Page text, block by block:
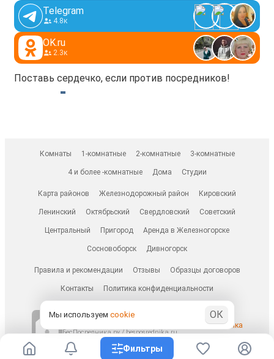
Telegram
4.8к
OK.ru
2.3к
Поставь сердечко, если против посредников!
Комнаты 1-комнатные 2-комнатные 3-комнатные
4 и более -комнатные Дома Студии
Карта районов Железнодорожный район Кировский
Ленинский Октябрьский Свердловский Советский
Центральный Пригород Аренда в Железногорске
Сосновоборск Дивногорск
Правила и рекомендации Отзывы Образцы договоров
Контакты Политика конфиденциальности
© 2013–2026 БезПосредников.ру
БесПосредника.ру / besposrednika.ru
Фильтры
Мы используем cookie ОК